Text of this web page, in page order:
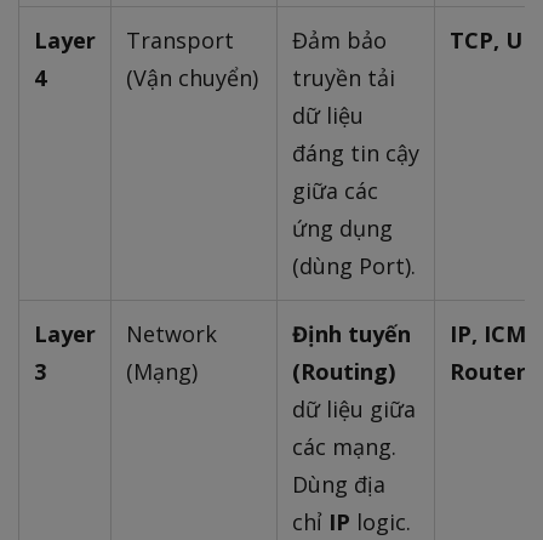
Layer
4
Transport
(Vận chuyển)
Đảm bảo
truyền tải
dữ liệu
đáng tin cậy
giữa các
ứng dụng
(dùng Port).
TCP,
Layer
3
Network
(Mạng)
Định tuyến
(Routing)
dữ liệu giữa
các mạng.
Dùng địa
chỉ IP logic.
IP,
Router